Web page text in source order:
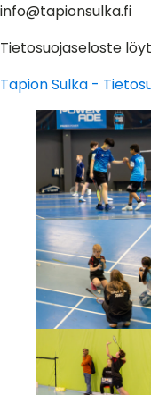
info@tapionsulka.fi
Tietosuojaseloste
Tapion Sulka -